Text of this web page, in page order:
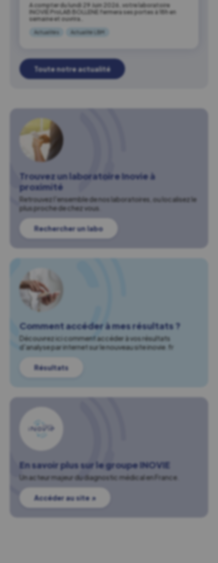
A compter du lundi 29 Juin 2026, votre laboratoire
INOVIE ProLAB BOLLENE fermera ses portes à 18h en
semaine et ouvrira…
Actualités Actualité LBM
Toute notre actualité
Trouvez un laboratoire Inovie à
proximité
Retrouvez l'ensemble de nos laboratoires, ou localisez le
plus proche de chez vous.
Rechercher un labo
Comment accéder à mes résultats ?
Découvrez ici comment accéder à vos résultats
d'analyse par internet sur le nouveau site inovie.fr
Résultats
En savoir plus sur le groupe INOVIE
Un acteur majeur du diagnostic médical en France.
Accéder au site ↗